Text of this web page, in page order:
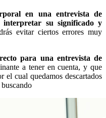
en una entrevista de
interpretar su significado y
evitar ciertos errores muy
para una entrevista de
a tener en cuenta, y que
el cual quedamos descartados